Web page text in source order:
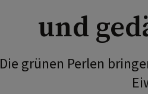
und
Die grünen Perlen